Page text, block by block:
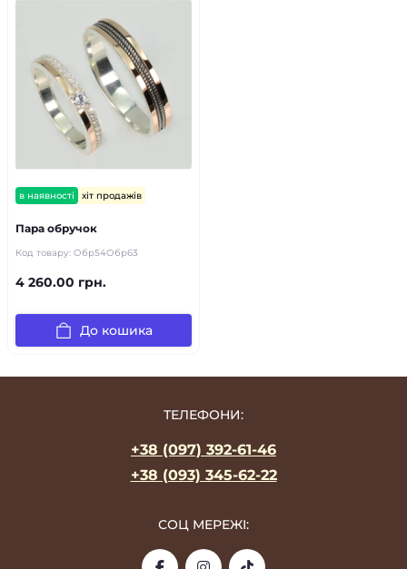
в наявності хіт продажів
Пара обручок
Код товару: Обр54Обр63
4 260.00 грн.
До кошика
ТЕЛЕФОНИ:
+38 (097) 392-61-46
+38 (093) 345-62-22
СОЦ МЕРЕЖІ: